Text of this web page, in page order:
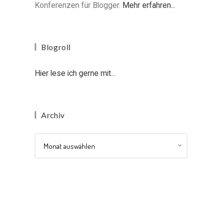
Konferenzen für Blogger. Mehr erfahren...
Blogroll
Hier lese ich gerne mit...
Archiv